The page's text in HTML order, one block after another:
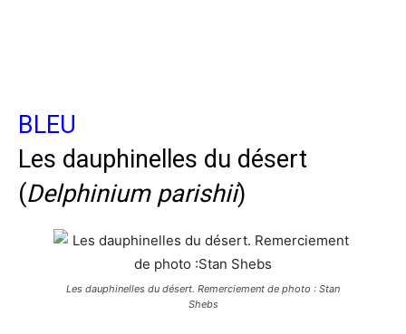
BLEU
Les dauphinelles du désert
(Delphinium parishii)
Les dauphinelles du désert. Remerciement de photo : Stan
Shebs